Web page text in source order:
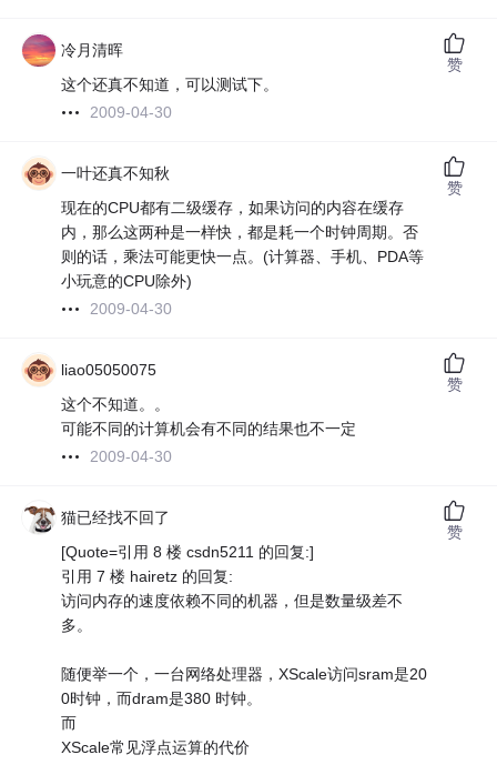
冷月清晖
这个还真不知道，可以测试下。
2009-04-30
赞
一叶还真不知秋
现在的CPU都有二级缓存，如果访问的内容在缓存
内，那么这两种是一样快，都是耗一个时钟周期。否
则的话，乘法可能更快一点。(计算器、手机、PDA等
小玩意的CPU除外)
2009-04-30
赞
liao05050075
这个不知道。。
可能不同的计算机会有不同的结果也不一定
2009-04-30
赞
猫已经找不回了
[Quote=引用 8 楼 csdn5211 的回复:]
引用 7 楼 hairetz 的回复:
访问内存的速度依赖不同的机器，但是数量级差不
多。
随便举一个，一台网络处理器，XScale访问sram是20
0时钟，而dram是380 时钟。
而
XScale常见浮点运算的代价
赞